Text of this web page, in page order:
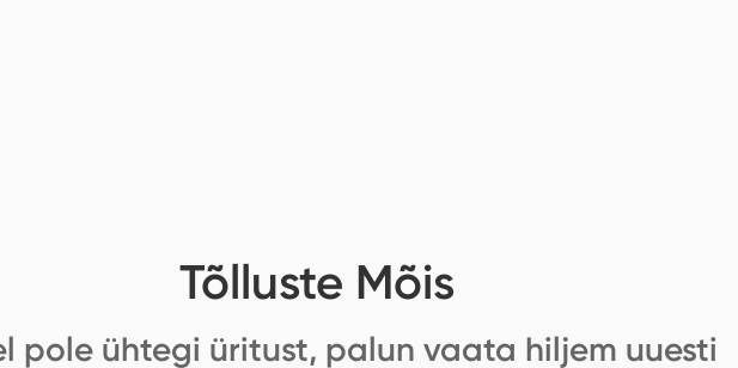
Tõlluste Mõis
pole ühtegi üritust, palun vaata hiljem uuesti